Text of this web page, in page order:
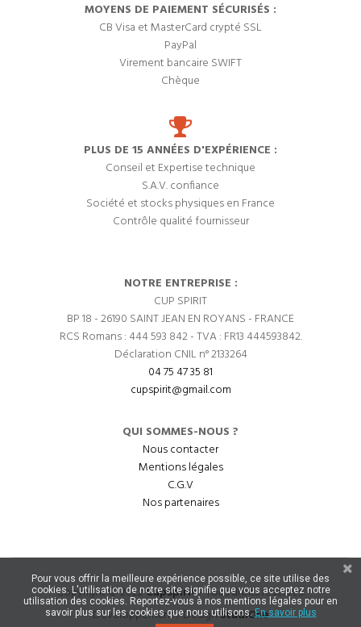
MOYENS DE PAIEMENT SÉCURISÉS :
CB Visa et MasterCard crypté SSL
PayPal
Virement bancaire SWIFT
Chèque
PLUS DE 15 ANNÉES D'EXPÉRIENCE :
Conseil et Expertise technique
S.A.V. confiance
Société et stocks physiques en France
Contrôle qualité fournisseur
NOTRE ENTREPRISE :
CUP SPIRIT
BP 18 - 26190 SAINT JEAN EN ROYANS - FRANCE
RCS Romans : 444 593 842 - TVA : FR13 444593842.
Déclaration CNIL n° 2133264
04 75 47 35 81
cupspirit@gmail.com
QUI SOMMES-NOUS ?
Nous contacter
Mentions légales
C.G.V
Nos partenaires
Copyright © 2022CupSpirit- Tous droits réservés.
Développement / DesignStudiOne
Pour vous offrir la meilleure expérience possible, ce site utilise des
cookies. L'utilisation de notre site signifie que vous acceptez notre
utilisation des cookies. Reportez-vous à nos mentions légales pour en
savoir plus sur les cookies que nous utilisons.En savoir plus